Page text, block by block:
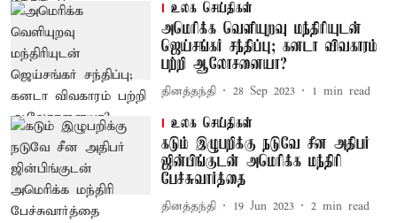
உலக செய்திகள்
அமெரிக்க வெளியுறவு மந்திரியுடன்
ஜெய்சங்கர் சந்திப்பு; கனடா விவகாரம்
பற்றி ஆலோசனையா?
தினத்தந்தி 28 Sep 2023 1 min read
உலக செய்திகள்
கடும் இழுபறிக்கு நடுவே சீன அதிபர்
ஜின்பிங்குடன் அமெரிக்க மந்திரி
பேச்சுவார்த்தை
தினத்தந்தி 19 Jun 2023 2 min read